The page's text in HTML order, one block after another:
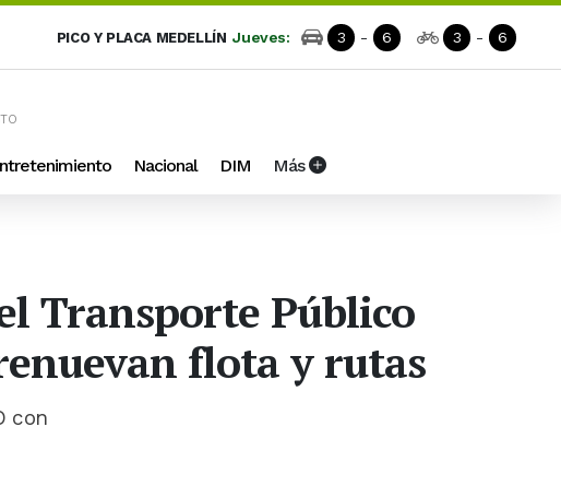
PICO Y PLACA MEDELLÍN Jueves: 3 - 6 3 - 6
Nacional DIM Más
Transporte Público
flota y rutas
con